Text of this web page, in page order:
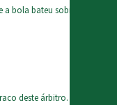
bola bateu sobre a
deste árbitro.